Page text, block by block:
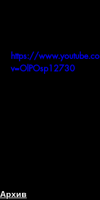
https://
v=OlPOsp12730
Архив